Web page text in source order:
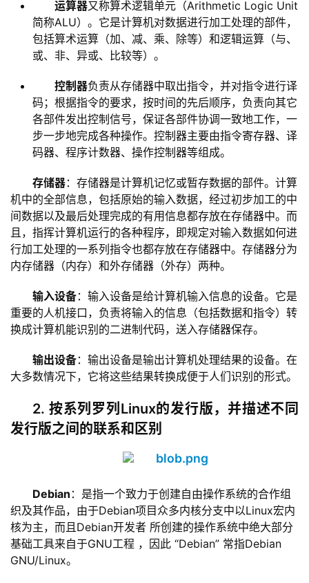
运算器又称算术逻辑单元（Arithmetic Logic Unit
简称ALU）。它是计算机对数据进行加工处理的部件，
包括算术运算（加、减、乘、除等）和逻辑运算（与、
或、非、异或、比较等）。
控制器负责从存储器中取出指令，并对指令进行译
码；根据指令的要求，按时间的先后顺序，负责向其它
各部件发出控制信号，保证各部件协调一致地工作，一
步一步地完成各种操作。控制器主要由指令寄存器、译
码器、程序计数器、操作控制器等组成。
存储器：存储器是计算机记忆或暂存数据的部件。计算
机中的全部信息，包括原始的输入数据，经过初步加工的中
间数据以及最后处理完成的有用信息都存放在存储器中。而
且，指挥计算机运行的各种程序，即规定对输入数据如何进
行加工处理的一系列指令也都存放在存储器中。存储器分为
内存储器（内存）和外存储器（外存）两种。
输入设备：输入设备是给计算机输入信息的设备。它是
重要的人机接口，负责将输入的信息（包括数据和指令）转
换成计算机能识别的二进制代码，送入存储器保存。
输出设备：输出设备是输出计算机处理结果的设备。在
大多数情况下，它将这些结果转换成便于人们识别的形式。
2. 按系列罗列Linux的发行版，并描述不同
发行版之间的联系和区别
Debian ：是指一个致力于创建自由操作系统的合作组
织及其作品，由于Debian项目众多内核分支中以Linux宏内
核为主，而且Debian开发者 所创建的操作系统中绝大部分
基础工具来自于GNU工程 ，因此 “Debian” 常指Debian
GNU/Linux。